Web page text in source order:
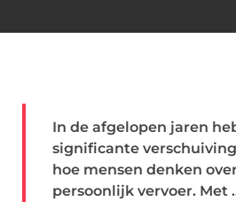
In de afgelopen jaren
significante
hoe mensen denken
persoonlijk vervoer. Met